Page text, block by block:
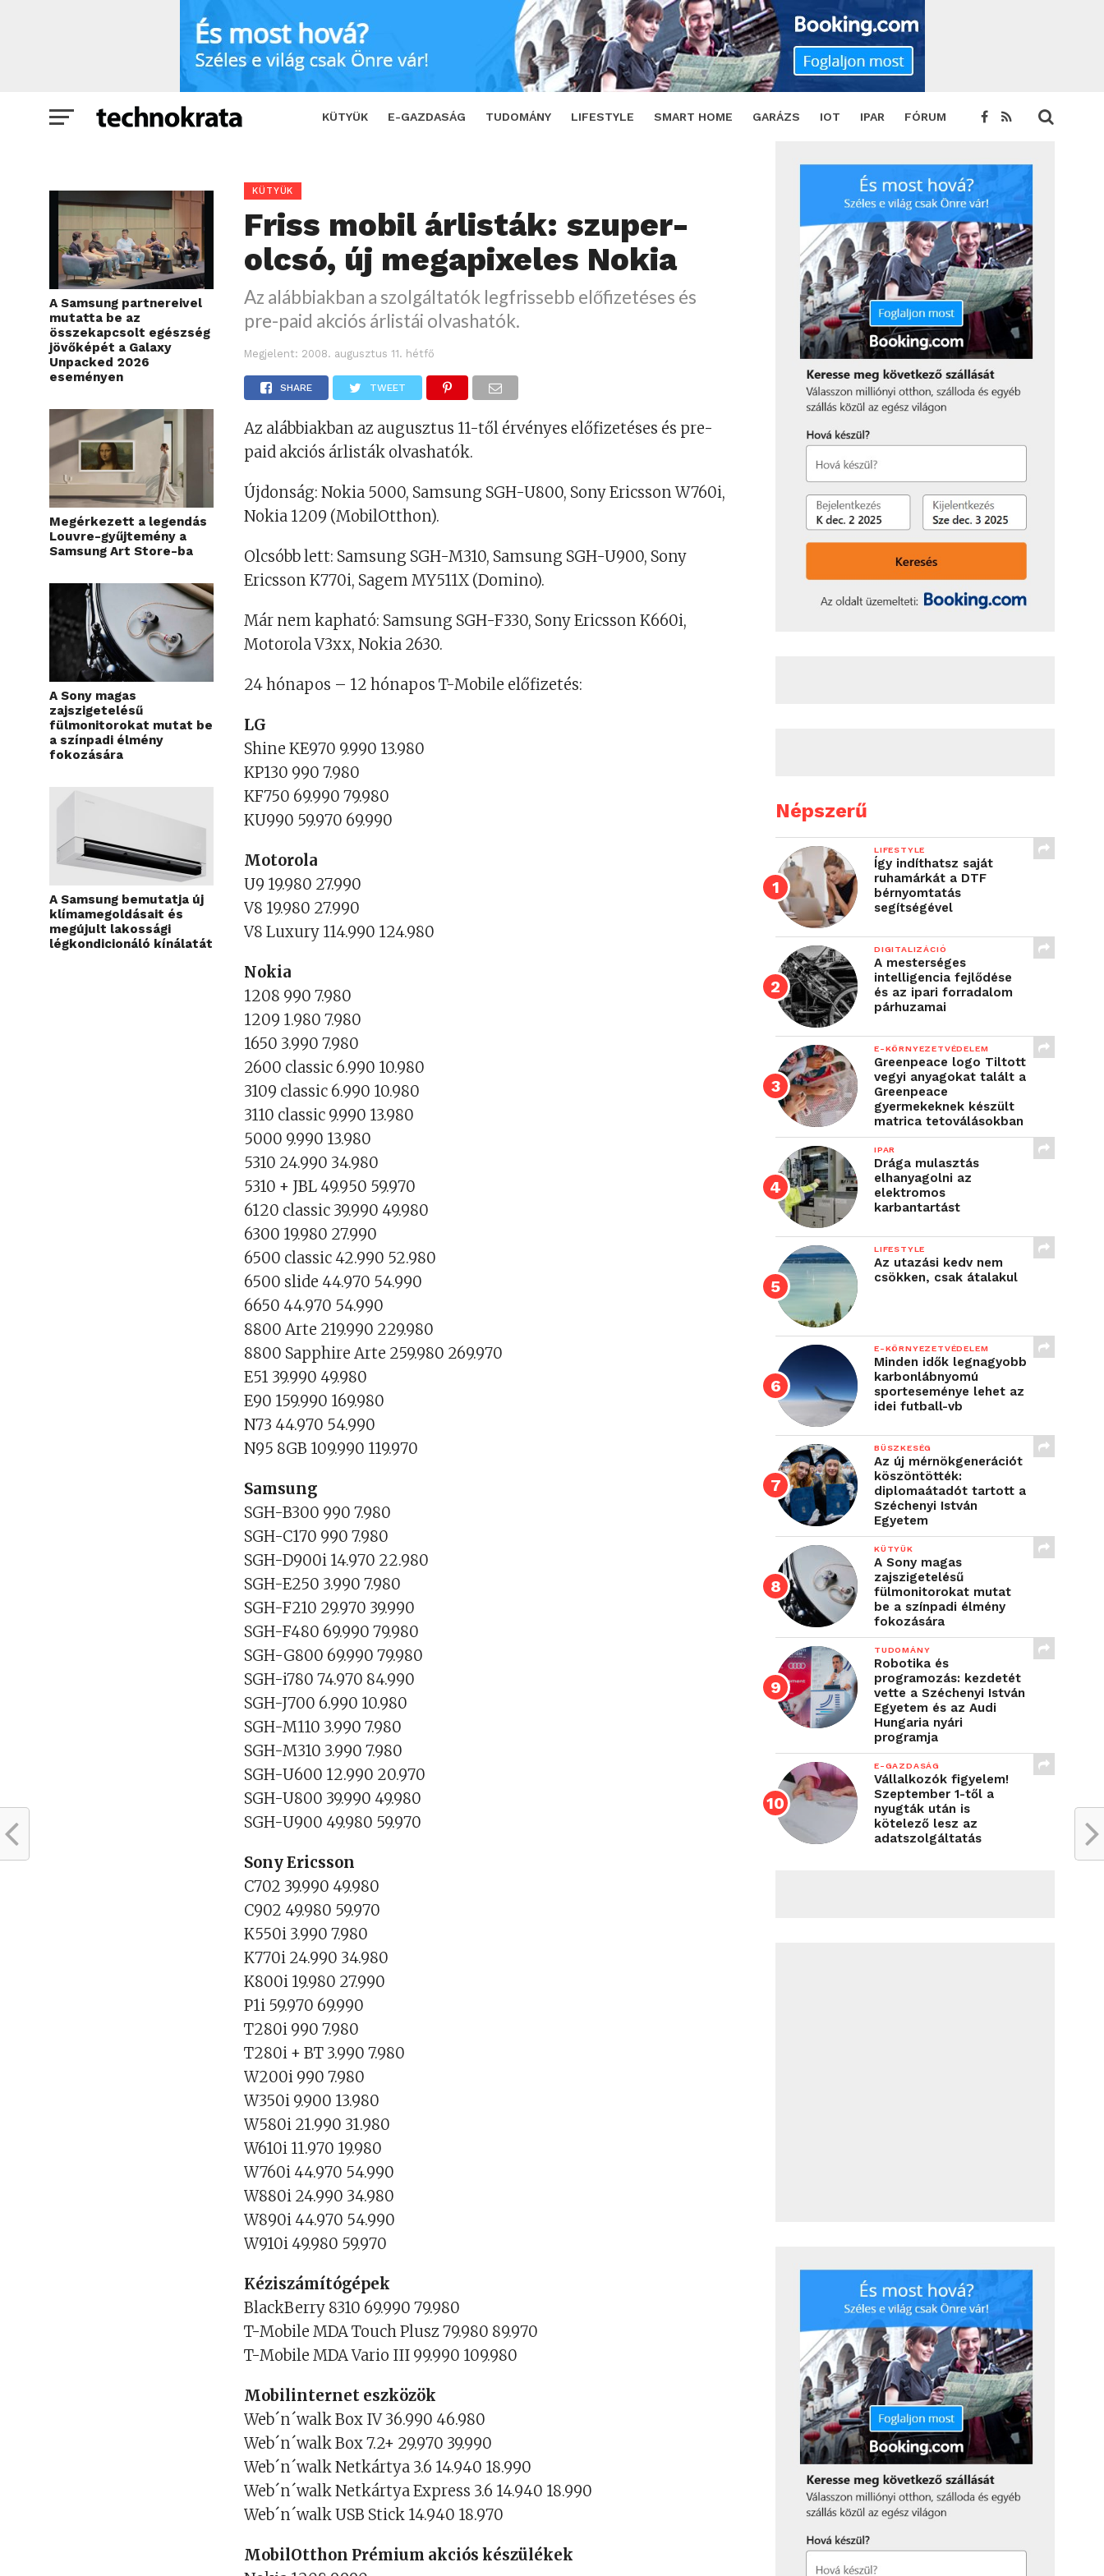
KÜTYÜK E-GAZDASÁG TUDOMÁNY LIFESTYLE SMART HOME GARÁZS IOT IPAR FÓRUM
Friss mobil árlisták: szuper-olcsó, új megapixeles Nokia SHARE TWEET
A Samsung partnereivel
mutatta be az
összekapcsolt egészség
jövőképét a Galaxy
Unpacked 2026
eseményen
Megérkezett a legendás
Louvre-gyűjtemény a
Samsung Art Store-ba
A Sony magas
zajszigetelésű
fülmonitorokat mutat be
a színpadi élmény
fokozására
A Samsung bemutatja új
klímamegoldásait és
megújult lakossági
légkondicionáló kínálatát
KÜTYÜK
Friss mobil árlisták: szuper-
olcsó, új megapixeles Nokia
Az alábbiakban a szolgáltatók legfrissebb előfizetéses és
pre-paid akciós árlistái olvashatók.
Megjelent: 2008. augusztus 11. hétfő
SHARE TWEET
Az alábbiakban az augusztus 11-től érvényes előfizetéses és pre-
paid akciós árlisták olvashatók.
Újdonság: Nokia 5000, Samsung SGH-U800, Sony Ericsson W760i,
Nokia 1209 (MobilOtthon).
Olcsóbb lett: Samsung SGH-M310, Samsung SGH-U900, Sony
Ericsson K770i, Sagem MY511X (Domino).
Már nem kapható: Samsung SGH-F330, Sony Ericsson K660i,
Motorola V3xx, Nokia 2630.
24 hónapos – 12 hónapos T-Mobile előfizetés:
LG
Shine KE970 9.990 13.980
KP130 990 7.980
KF750 69.990 79.980
KU990 59.970 69.990
Motorola
U9 19.980 27.990
V8 19.980 27.990
V8 Luxury 114.990 124.980
Nokia
1208 990 7.980
1209 1.980 7.980
1650 3.990 7.980
2600 classic 6.990 10.980
3109 classic 6.990 10.980
3110 classic 9.990 13.980
5000 9.990 13.980
5310 24.990 34.980
5310 + JBL 49.950 59.970
6120 classic 39.990 49.980
6300 19.980 27.990
6500 classic 42.990 52.980
6500 slide 44.970 54.990
6650 44.970 54.990
8800 Arte 219.990 229.980
8800 Sapphire Arte 259.980 269.970
E51 39.990 49.980
E90 159.990 169.980
N73 44.970 54.990
N95 8GB 109.990 119.970
Samsung
SGH-B300 990 7.980
SGH-C170 990 7.980
SGH-D900i 14.970 22.980
SGH-E250 3.990 7.980
SGH-F210 29.970 39.990
SGH-F480 69.990 79.980
SGH-G800 69.990 79.980
SGH-i780 74.970 84.990
SGH-J700 6.990 10.980
SGH-M110 3.990 7.980
SGH-M310 3.990 7.980
SGH-U600 12.990 20.970
SGH-U800 39.990 49.980
SGH-U900 49.980 59.970
Sony Ericsson
C702 39.990 49.980
C902 49.980 59.970
K550i 3.990 7.980
K770i 24.990 34.980
K800i 19.980 27.990
P1i 59.970 69.990
T280i 990 7.980
T280i + BT 3.990 7.980
W200i 990 7.980
W350i 9.900 13.980
W580i 21.990 31.980
W610i 11.970 19.980
W760i 44.970 54.990
W880i 24.990 34.980
W890i 44.970 54.990
W910i 49.980 59.970
Kéziszámítógépek
BlackBerry 8310 69.990 79.980
T-Mobile MDA Touch Plusz 79.980 89.970
T-Mobile MDA Vario III 99.990 109.980
Mobilinternet eszközök
Web´n´walk Box IV 36.990 46.980
Web´n´walk Box 7.2+ 29.970 39.990
Web´n´walk Netkártya 3.6 14.940 18.990
Web´n´walk Netkártya Express 3.6 14.940 18.990
Web´n´walk USB Stick 14.940 18.970
MobilOtthon Prémium akciós készülékek
Népszerű
LIFESTYLE
Így indíthatsz saját
ruhamárkát a DTF
bérnyomtatás
segítségével
DIGITALIZÁCIÓ
A mesterséges
intelligencia fejlődése
és az ipari forradalom
párhuzamai
E-KÖRNYEZETVÉDELEM
Greenpeace logo Tiltott
vegyi anyagokat talált a
Greenpeace
gyermekeknek készült
matrica tetoválásokban
IPAR
Drága mulasztás
elhanyagolni az
elektromos
karbantartást
LIFESTYLE
Az utazási kedv nem
csökken, csak átalakul
E-KÖRNYEZETVÉDELEM
Minden idők legnagyobb
karbonlábnyomú
sporteseménye lehet az
idei futball-vb
BÜSZKESÉG
Az új mérnökgenerációt
köszöntötték:
diplomaátadót tartott a
Széchenyi István
Egyetem
KÜTYÜK
A Sony magas
zajszigetelésű
fülmonitorokat mutat
be a színpadi élmény
fokozására
TUDOMÁNY
Robotika és
programozás: kezdetét
vette a Széchenyi István
Egyetem és az Audi
Hungaria nyári
programja
E-GAZDASÁG
Vállalkozók figyelem!
Szeptember 1-től a
nyugták után is
kötelező lesz az
adatszolgáltatás